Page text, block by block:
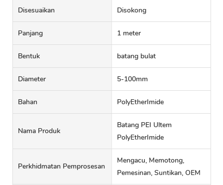
Disesuaikan Disokong
Panjang 1 meter
Bentuk batang bulat
Diameter 5-100mm
Bahan PolyEtherImide
Nama Produk
Batang PEI Ultem
PolyEtherImide
Perkhidmatan Pemprosesan
Mengacu, Memotong,
Pemesinan, Suntikan, OEM